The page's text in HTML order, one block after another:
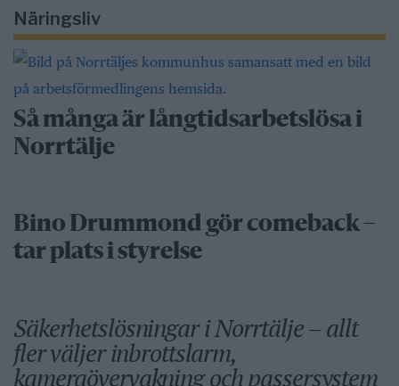
Näringsliv
Så många är långtidsarbetslösa i
Norrtälje
Bino Drummond gör comeback –
tar plats i styrelse
Säkerhetslösningar i Norrtälje – allt
fler väljer inbrottslarm,
kameraövervakning och passersystem